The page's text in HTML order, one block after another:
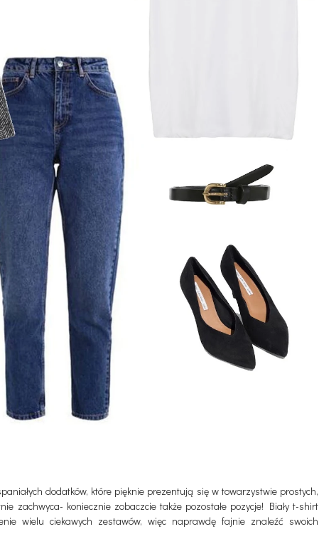
dodatków, które pięknie prezentują się w towarzystwie prostych,
zachwyca- koniecznie zobaczcie także pozostałe pozycje! Biały t-shirt
wielu ciekawych zestawów, więc naprawdę fajnie znaleźć swoich